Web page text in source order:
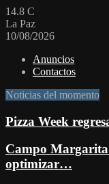
14.8 C
La Paz
10/08/2026
Anuncios
Contactos
Noticias del momento
Pizza Week
Campo
optimizar…